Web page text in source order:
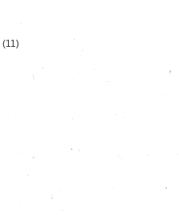
(11)